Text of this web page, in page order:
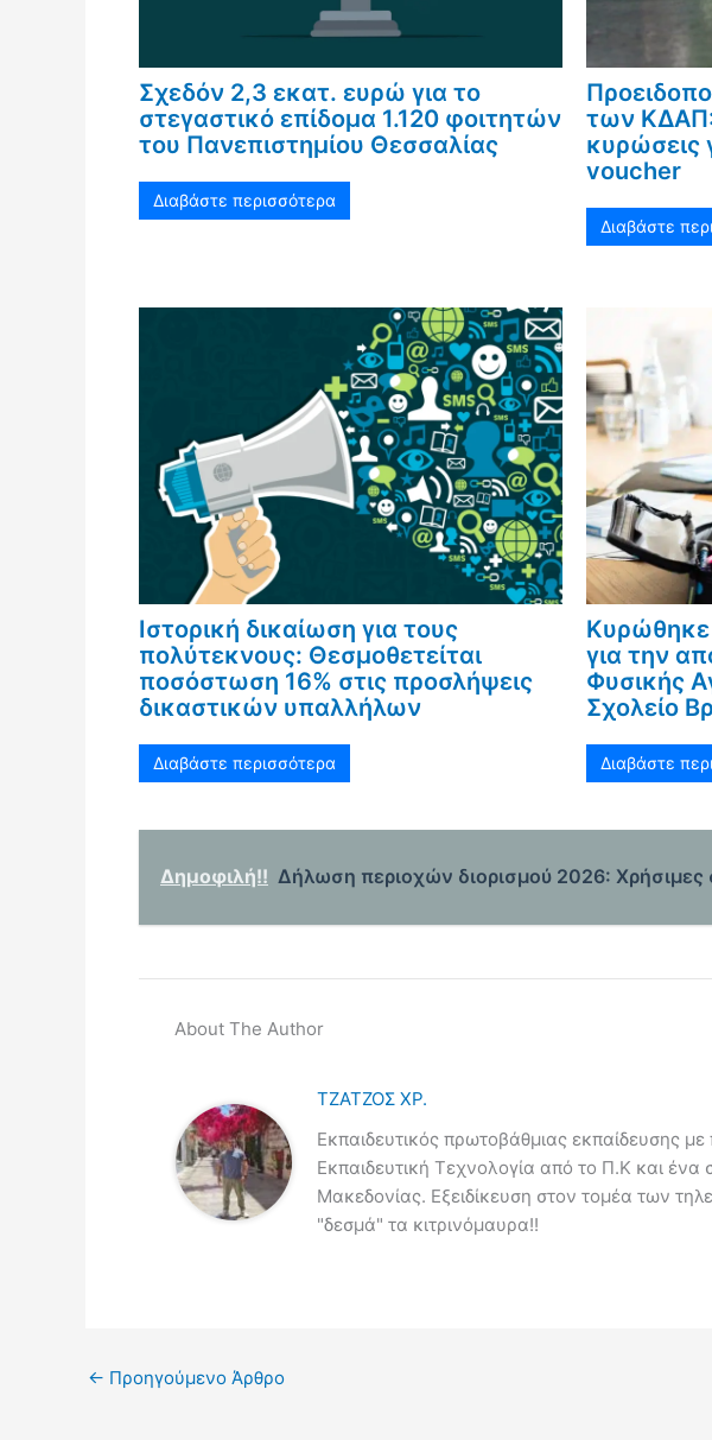
Σχεδόν 2,3 εκατ. ευρώ για το
στεγαστικό επίδομα 1.120 φοιτητών
του Πανεπιστημίου Θεσσαλίας
Διαβάστε περισσότερα
των ΚΔΑΠ:
κυρώσεις
voucher
Διαβάστε
Ιστορική δικαίωση για τους
πολύτεκνους: Θεσμοθετείται
ποσόστωση 16% στις προσλήψεις
δικαστικών υπαλλήλων
Διαβάστε περισσότερα
Κυρώθηκε
για την
Φυσικής
Σχολείο
Διαβάστε
Δημοφιλή!! Δήλωση περιοχών διορισμού 2026:
About The Author
ΤΖΑΤΖΟΣ ΧΡ.
Εκπαιδευτικός πρωτοβάθμιας εκπαίδευσης
Εκπαιδευτική Τεχνολογία από το Π.Κ και
Μακεδονίας. Εξειδίκευση στον τομέα των
"δεσμά" τα κιτρινόμαυρα!!
← Προηγούμενο Άρθρο